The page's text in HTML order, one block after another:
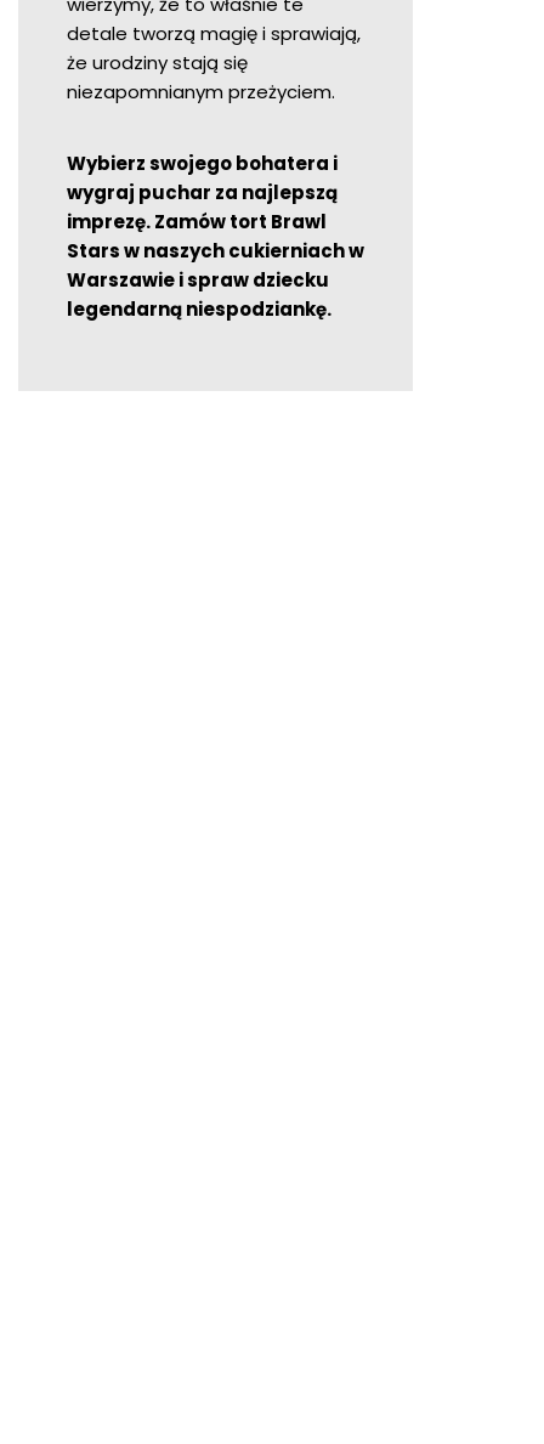
detale tworzą magię i sprawiają,
że urodziny stają się
niezapomnianym przeżyciem.
Wybierz swojego bohatera i
wygraj puchar za najlepszą
imprezę. Zamów tort Brawl
Stars w naszych cukierniach w
Warszawie i spraw dziecku
legendarną niespodziankę.